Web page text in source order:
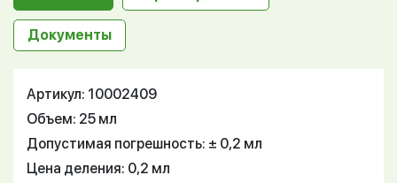
Документы
Артикул: 10002409
Объем: 25 мл
Допустимая погрешность: ± 0,2 мл
Цена деления: 0,2 мл